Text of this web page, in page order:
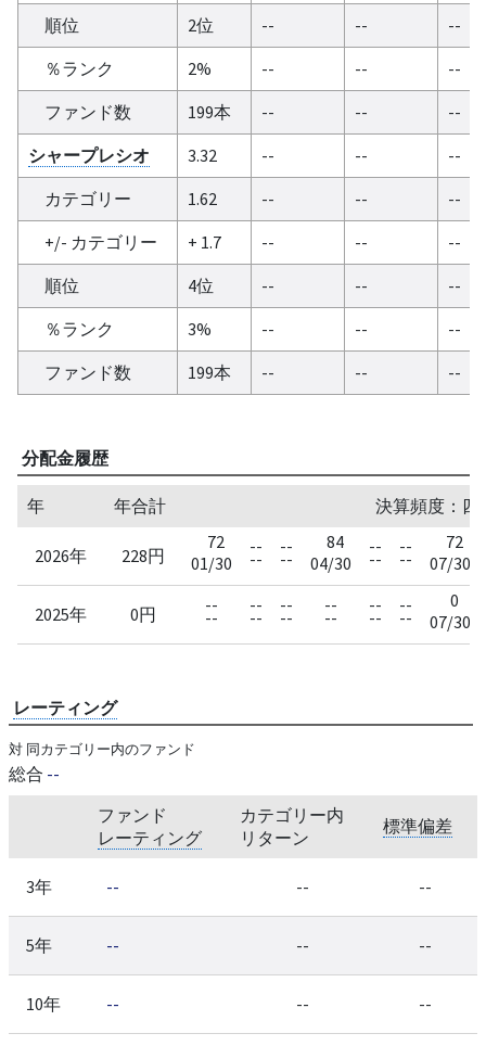
順位 2位 -- --
--
％ランク
2% -- --
--
ファンド数
199本 -- --
--
シャープレシオ
3.32 -- --
--
カテゴリー
1.62 -- --
--
+/- カテゴリー
+ 1.7 -- --
--
順位
4位 -- --
--
％ランク
3% -- --
--
ファンド数
199本 -- -- --
分配金履歴
年 年合計 決算頻度：四
2026年 228円
72
01/30
--
--
--
--
84
04/30
--
--
--
--
72
07/30
2025年 0円 --
--
--
--
--
--
--
--
--
--
--
--
0
07/30
レーティング
対 同カテゴリー内のファンド
総合 --
ファンド
レーティング
カテゴリー内
リターン
標準偏差
3年 -- -- --
5年 -- -- --
10年 -- -- --